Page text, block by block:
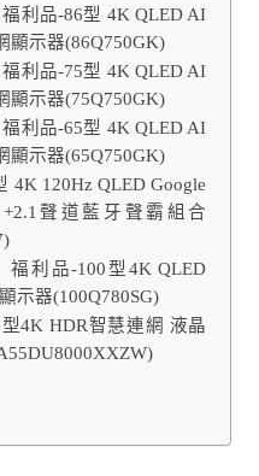
福利品-86型 4K QLED AI
顯示器(86Q750GK)
福利品-75型 4K QLED AI
顯示器(75Q750GK)
福利品-65型 4K QLED AI
顯示器(65Q750GK)
4K 120Hz QLED Google
聲道藍牙聲霸組合
福利品-100型4K QLED
示器(100Q780SG)
型4K HDR智慧連網 液晶